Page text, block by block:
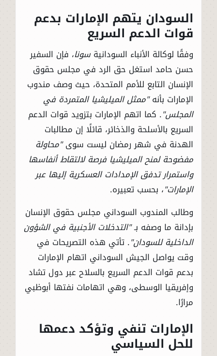
السودان يتهم الإمارات بدعم
قوات الدعم السريع
وفقًا لوكالة الأنباء السودانيةسونا، فإن السفير
حسن حامد استغل حق الرد في مجلس حقوق
الإنسان التابع للأمم المتحدة، حيث وصف مندوب
الإمارات بأنه"ممثل الميليشيا المتمردة في
المجلس". كما اتهم الإمارات بتزويد قوات الدعم
السريع بالأسلحة والذخائر، قائلًا إن مطالبات
الهدنة في شهر رمضان ليست سوى"محاولة
مفضوحة لمنح الميليشيا فرصة لالتقاط أنفاسها
واستمرار تدفق الإمدادات العسكرية إليها عبر
الإمارات"، بحسب تعبيره.
وطالب المندوب السوداني مجلس حقوق الإنسان
بإدانة ما وصفه بـ"التدخلات الأجنبية في الشؤون
الداخلية للسودان". تأتي هذه التصريحات في
وقت يواصل الجيش السوداني اتهام الإمارات
بدعم قوات الدعم السريع بالسلاح عبر دول تشاد
وإفريقيا الوسطى، وهي اتهامات نفتها أبوظبي
مرارًا.
الإمارات تنفي وتؤكد دعمها
للحل السياسي